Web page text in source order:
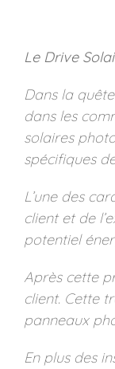
Le Drive
Dans la
dans les
solaires
spécifiques
L’une des
client et de
potentiel
Après cette
client. Cette
panneaux
En plus des